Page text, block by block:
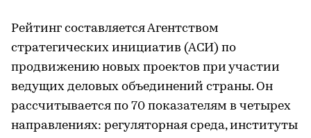
Рейтинг составляется Агентством
стратегических инициатив (АСИ) по
продвижению новых проектов при участии
ведущих деловых объединений страны. Он
рассчитывается по 70 показателям в четырех
направлениях: регуляторная среда, институты